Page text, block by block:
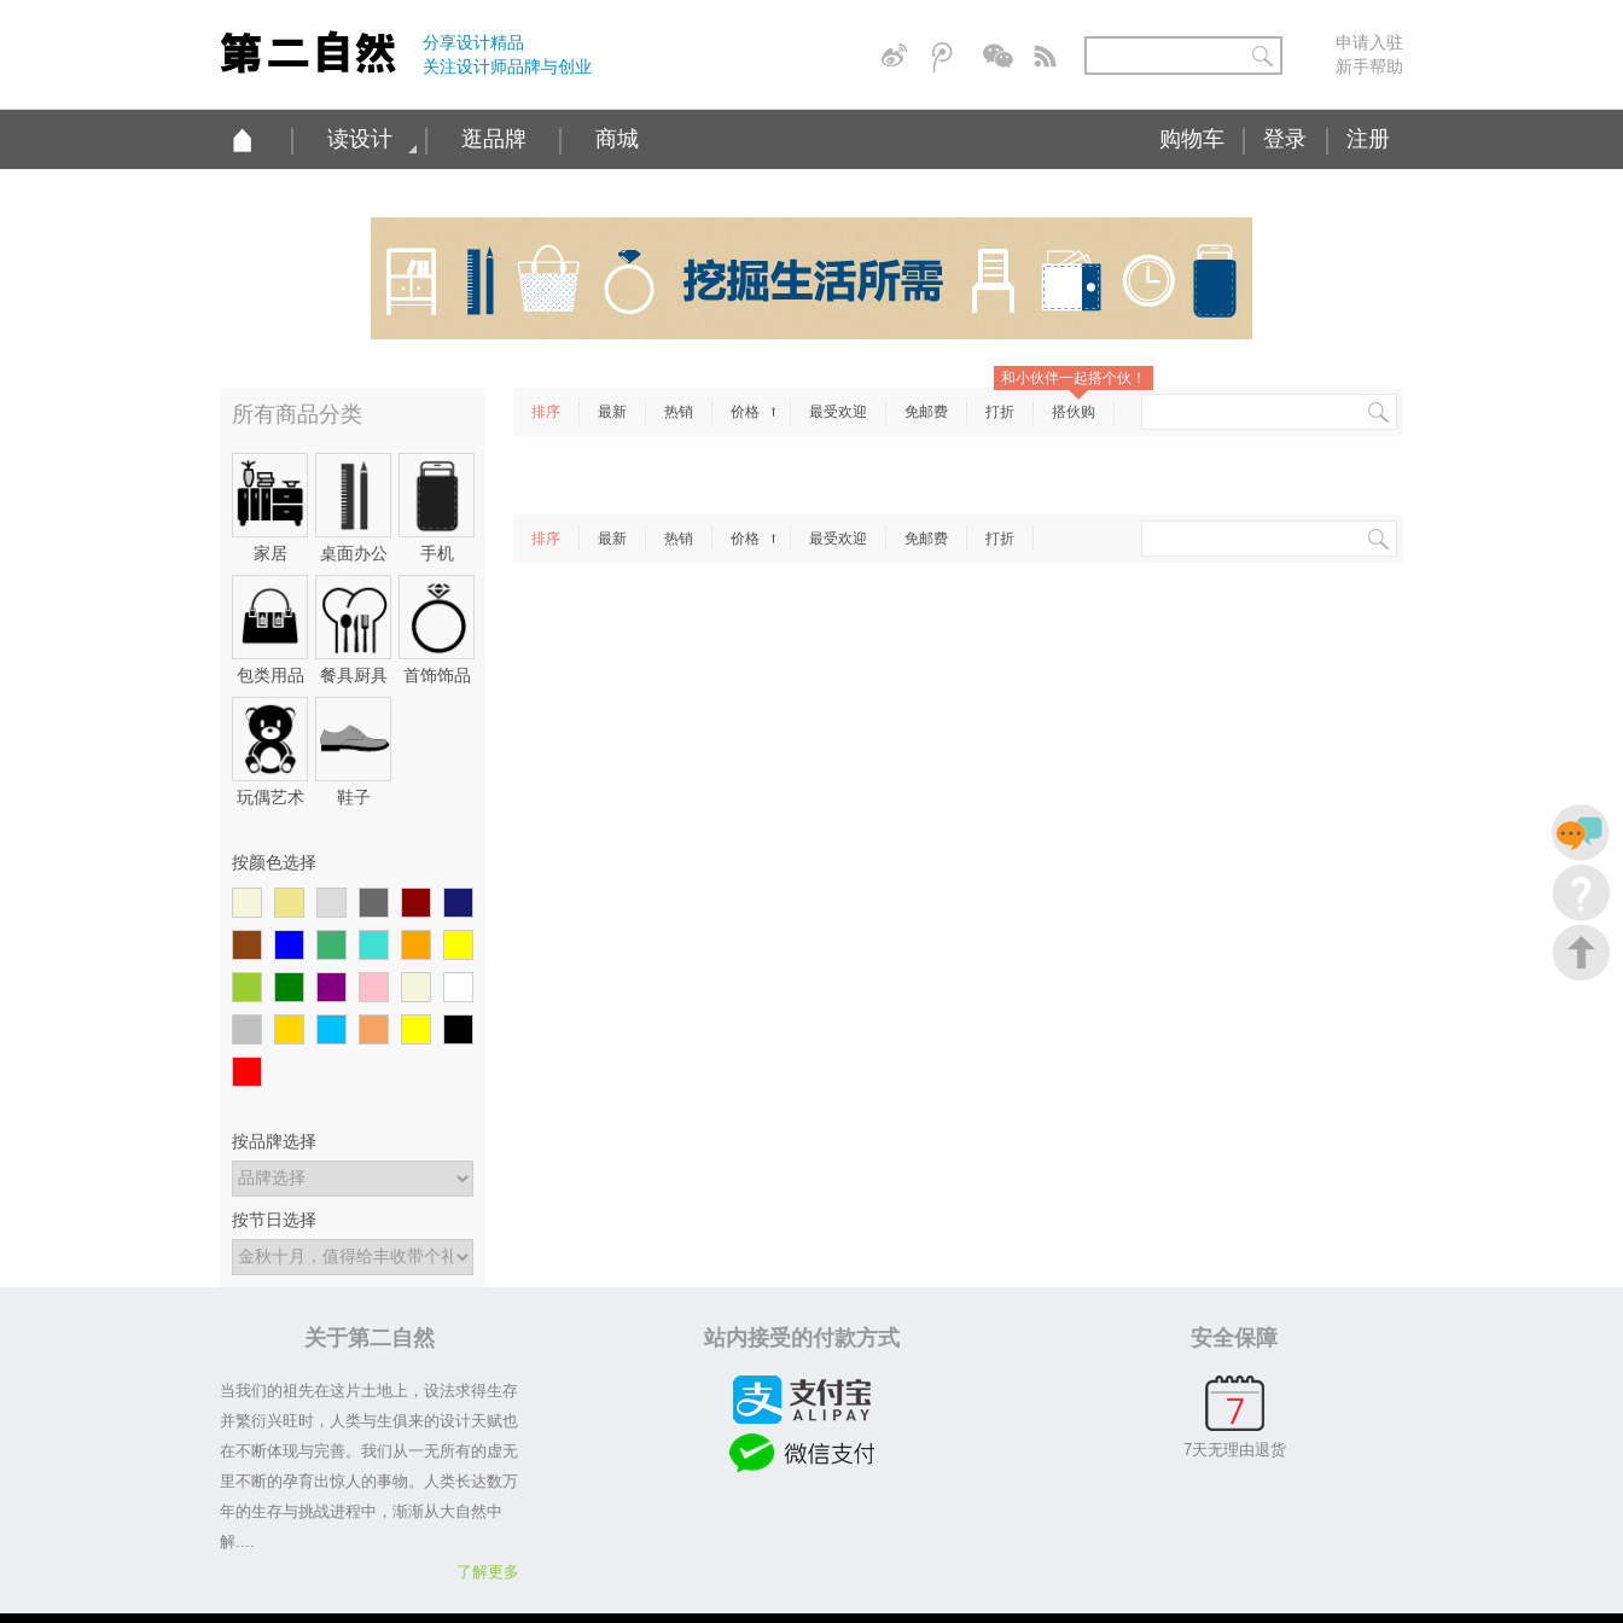
分享设计精品
关注设计师品牌与创业
申请入驻
新手帮助
读设计 逛品牌 商城 购物车 登录 注册
所有商品分类
家居 桌面办公 手机
包类用品 餐具厨具 首饰饰品
玩偶艺术 鞋子
按颜色选择
按品牌选择
按节日选择
排序 最新 热销 价格 → 最受欢迎 免邮费 打折 搭伙购
和小伙伴一起搭个伙！
排序 最新 热销 价格 → 最受欢迎 免邮费 打折
关于第二自然
当我们的祖先在这片土地上，设法求得生存
并繁衍兴旺时，人类与生俱来的设计天赋也
在不断体现与完善。我们从一无所有的虚无
里不断的孕育出惊人的事物。人类长达数万
年的生存与挑战进程中，渐渐从大自然中
解....
了解更多
站内接受的付款方式 安全保障
7天无理由退货